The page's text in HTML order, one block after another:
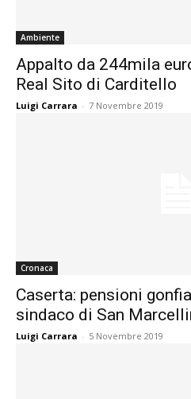
Ambiente
Appalto da 244mila
Real Sito di Carditello
Luigi Carrara - 7 Novembre 2019
Cronaca
Caserta: pensioni
sindaco di San
Luigi Carrara - 5 Novembre 2019